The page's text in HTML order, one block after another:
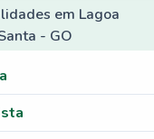
em Lagoa
- GO